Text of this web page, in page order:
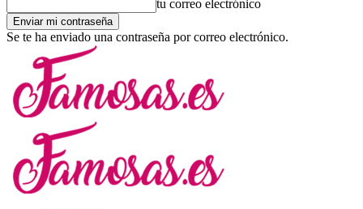
tu correo electrónico
Se te ha enviado una contraseña por correo electrónico.